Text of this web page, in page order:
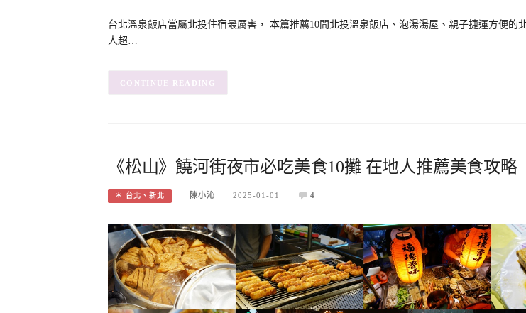
台北溫泉飯店當屬北投住宿最厲害， 本篇推薦10間北投溫泉飯店、泡湯湯屋、親子捷運方便的
人超…
CONTINUE READING
《松山》饒河街夜市必吃美食10攤 在地人推薦美食攻略
＊ 台北、新北 陳小沁 2025-01-01 4